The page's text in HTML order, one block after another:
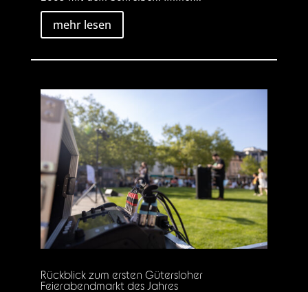
mehr lesen
Rückblick zum ersten Gütersloher
Feierabendmarkt des Jahres